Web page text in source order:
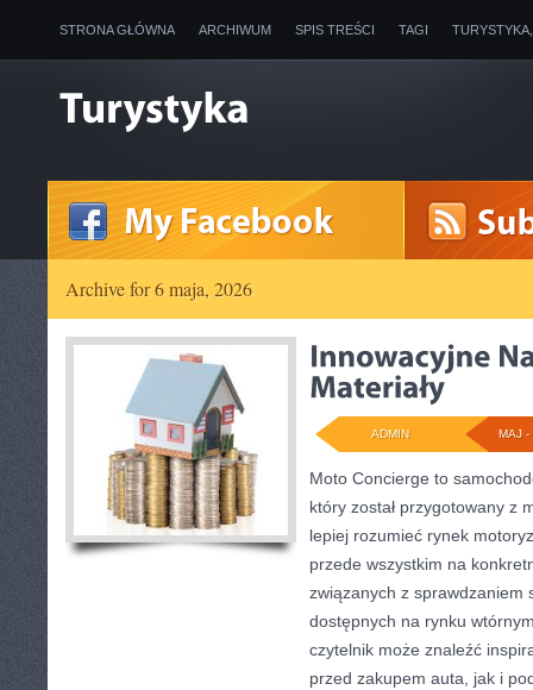
STRONA GŁÓWNA ARCHIWUM SPIS TREŚCI TAGI
Archive for 6 maja, 2026
MAJ -
ADMIN
Moto Concierge to
który został przygotowany z
lepiej rozumieć rynek
przede wszystkim na
związanych z sprawdzaniem
dostępnych na rynku
czytelnik może znaleźć
przed zakupem auta, jak i